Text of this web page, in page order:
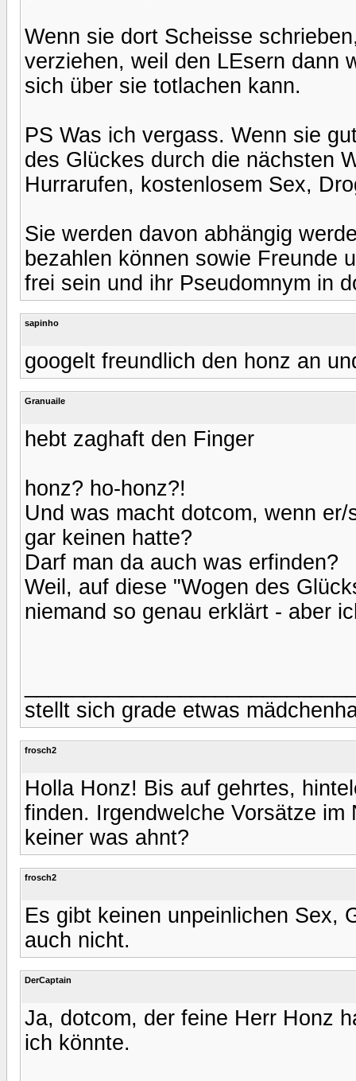
Wenn sie dort Scheisse
verziehen, weil den LEsern dann
sich über sie totlachen kann.
PS Was ich vergass. Wenn sie
des Glückes durch die nächsten
Hurrarufen, kostenlosem Sex,
Sie werden davon abhängig
bezahlen können sowie Freunde
frei sein und ihr Pseudomnym in
sapinho
googelt freundlich den honz an
Granuaile
hebt zaghaft den Finger
honz? ho-honz?!
Und was macht dotcom, wenn
gar keinen hatte?
Darf man da auch was erfinden?
Weil, auf diese "Wogen des
niemand so genau erklärt - aber
stellt sich grade etwas
frosch2
Holla Honz! Bis auf gehrtes,
finden. Irgendwelche Vorsätze
keiner was ahnt?
frosch2
Es gibt keinen unpeinlichen Sex,
auch nicht.
DerCaptain
Ja, dotcom, der feine Herr Honz
ich könnte.